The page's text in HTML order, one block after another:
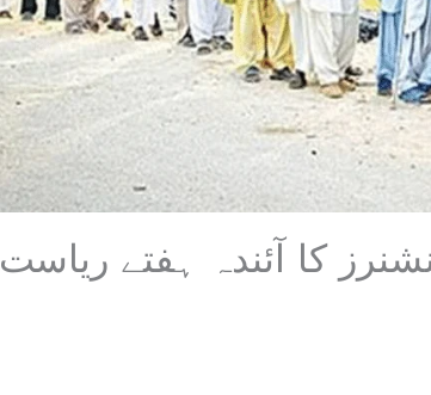
کا آئندہ ہفتے ریاست